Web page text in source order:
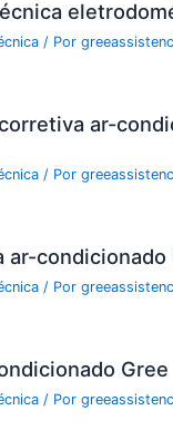
/ Por
ar-
/ Por
ar-condicionado
/ Por
Gree
/ Por